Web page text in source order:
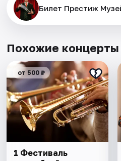
Билет Престиж
Похожие концерты
от 500 ₽
1 Фестиваль